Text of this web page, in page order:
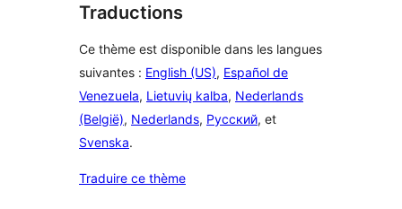
Traductions
Ce thème est disponible dans les langues
suivantes : English (US), Español de
Venezuela, Lietuvių kalba, Nederlands
(België), Nederlands, Русский, et
Svenska.
Traduire ce thème